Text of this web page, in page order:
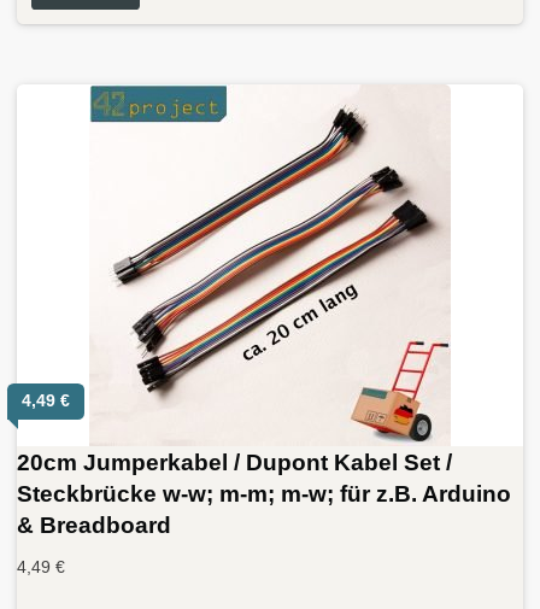
4,49 €
20cm Jumperkabel / Dupont Kabel Set /
Steckbrücke w-w; m-m; m-w; für z.B. Arduino
& Breadboard
4,49 €